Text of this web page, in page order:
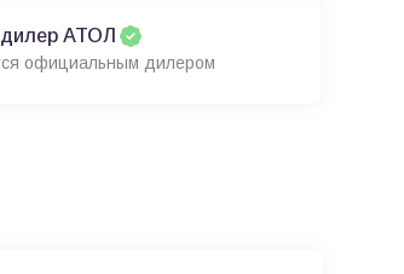
АТОЛ
официальным дилером